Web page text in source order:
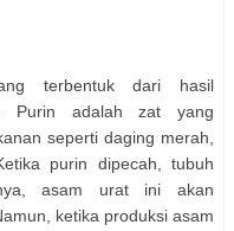
terbentuk dari hasil
Purin adalah zat yang
seperti daging merah,
purin dipecah, tubuh
asam urat ini akan
ketika produksi asam